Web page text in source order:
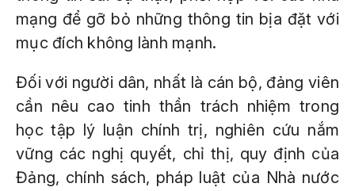
mạng để gỡ bỏ những thông tin bịa đặt với
mục đích không lành mạnh.
Đối với người dân, nhất là cán bộ, đảng viên
cần nêu cao tinh thần trách nhiệm trong
học tập lý luận chính trị, nghiên cứu nắm
vững các nghị quyết, chỉ thị, quy định của
Đảng, chính sách, pháp luật của Nhà nước